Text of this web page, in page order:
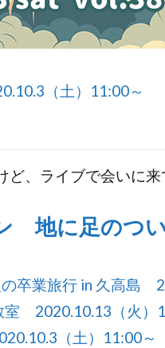
（土）11:00～
ど、ライブで会いに来
地に足のつ
卒業旅行 in 久高島
室 2020.10.13（火）
（土）11:00～